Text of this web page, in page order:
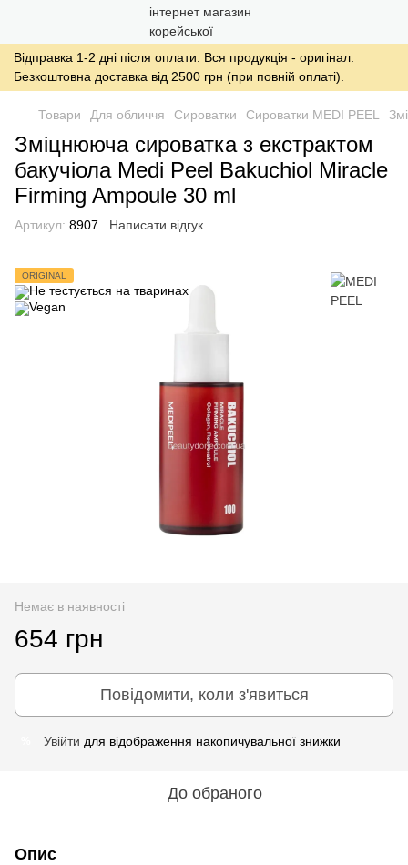
Відправка 1-2 дні після оплати. Вся продукція - оригінал.
Безкоштовна доставка від 2500 грн (при повній оплаті).
Товари Для обличчя Сироватки Сироватки MEDI PEEL
Зміцнююча сироватка з екстрактом
бакучіола Medi Peel Bakuchiol Miracle
Firming Ampoule 30 ml
Артикул: 8907 Написати відгук
ORIGINAL
Немає в наявності
654 грн
Повідомити, коли з'явиться
Увійти для відображення накопичувальної знижки
До обраного
Опис